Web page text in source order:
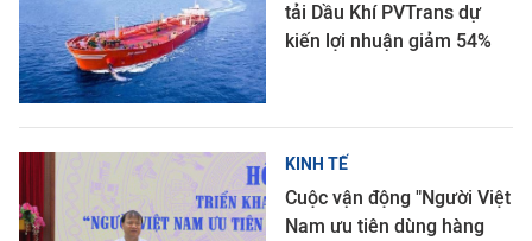
tải Dầu Khí PVTrans dự
kiến lợi nhuận giảm 54%
KINH TẾ
Cuộc vận động "Người Việt
Nam ưu tiên dùng hàng